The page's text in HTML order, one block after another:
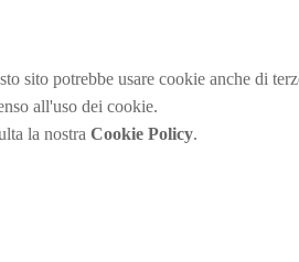
sito potrebbe usare cookie anche di
all'uso dei cookie.
la nostra Cookie Policy.